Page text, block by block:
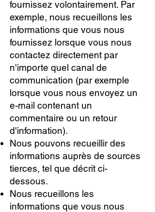
fournissez volontairement. Par
exemple, nous recueillons les
informations que vous nous
fournissez lorsque vous nous
contactez directement par
n'importe quel canal de
communication (par exemple
lorsque vous nous envoyez un
e-mail contenant un
commentaire ou un retour
d'information).
Nous pouvons recueillir des
informations auprès de sources
tierces, tel que décrit ci-
dessous.
Nous recueillons les
informations que vous nous